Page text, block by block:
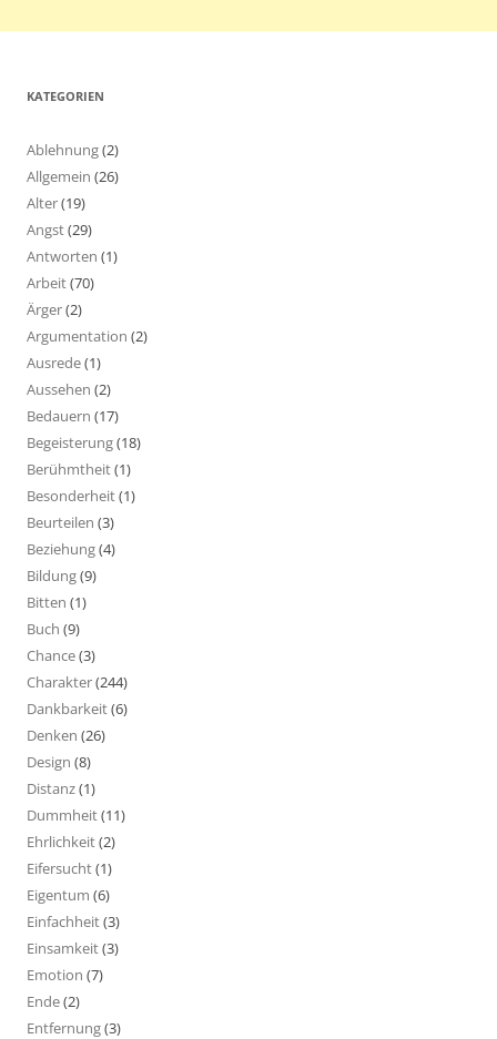
KATEGORIEN
Ablehnung(2)
Allgemein (26)
Alter(19)
Angst(29)
Antworten (1)
Arbeit(70)
Ärger(2)
Argumentation (2)
Ausrede(1)
Aussehen (2)
Bedauern (17)
Begeisterung(18)
Berühmtheit(1)
Besonderheit(1)
Beurteilen (3)
Beziehung(4)
Bildung(9)
Bitten (1)
Buch (9)
Chance(3)
Charakter(244)
Dankbarkeit(6)
Denken (26)
Design (8)
Distanz(1)
Dummheit(11)
Ehrlichkeit(2)
Eifersucht(1)
Eigentum (6)
Einfachheit(3)
Einsamkeit(3)
Emotion (7)
Ende(2)
Entfernung(3)